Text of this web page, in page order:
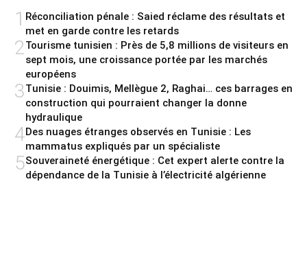
1 Réconciliation pénale : Saied réclame des résultats et
met en garde contre les retards
2 Tourisme tunisien : Près de 5,8 millions de visiteurs en
sept mois, une croissance portée par les marchés
européens
3Tunisie : Douimis, Mellègue 2, Raghai… ces barrages en
construction qui pourraient changer la donne
hydraulique
4Des nuages étranges observés en Tunisie : Les
mammatus expliqués par un spécialiste
5Souveraineté énergétique : Cet expert alerte contre la
dépendance de la Tunisie à l’électricité algérienne